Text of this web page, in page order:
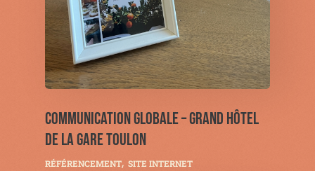
COMMUNICATION GLOBALE – GRAND HÔTEL
DE LA GARE TOULON
RÉFÉRENCEMENT SITE INTERNET